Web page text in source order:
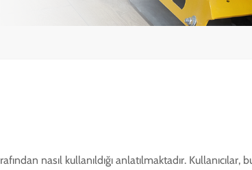
nasıl kullanıldığı anlatılmaktadır.